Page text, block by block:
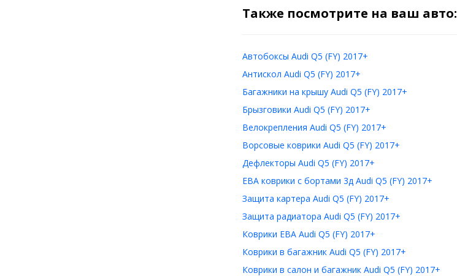
Также посмотрите на ваш авто:
Автобоксы Audi Q5 (FY) 2017+
Антискол Audi Q5 (FY) 2017+
Багажники на крышу Audi Q5 (FY) 2017+
Брызговики Audi Q5 (FY) 2017+
Велокрепления Audi Q5 (FY) 2017+
Ворсовые коврики Audi Q5 (FY) 2017+
Дефлекторы Audi Q5 (FY) 2017+
ЕВА коврики с бортами 3д Audi Q5 (FY) 2017+
Защита картера Audi Q5 (FY) 2017+
Защита радиатора Audi Q5 (FY) 2017+
Коврики ЕВА Audi Q5 (FY) 2017+
Коврики в багажник Audi Q5 (FY) 2017+
Коврики в салон и багажник Audi Q5 (FY) 2017+